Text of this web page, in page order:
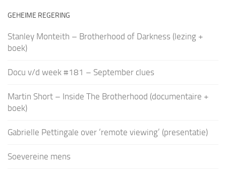
GEHEIME REGERING
Stanley Monteith – Brotherhood of Darkness (lezing +
boek)
Docu v/d week #181 – September clues
Martin Short – Inside The Brotherhood (documentaire +
boek)
Gabrielle Pettingale over ‘remote viewing’ (presentatie)
Soevereine mens